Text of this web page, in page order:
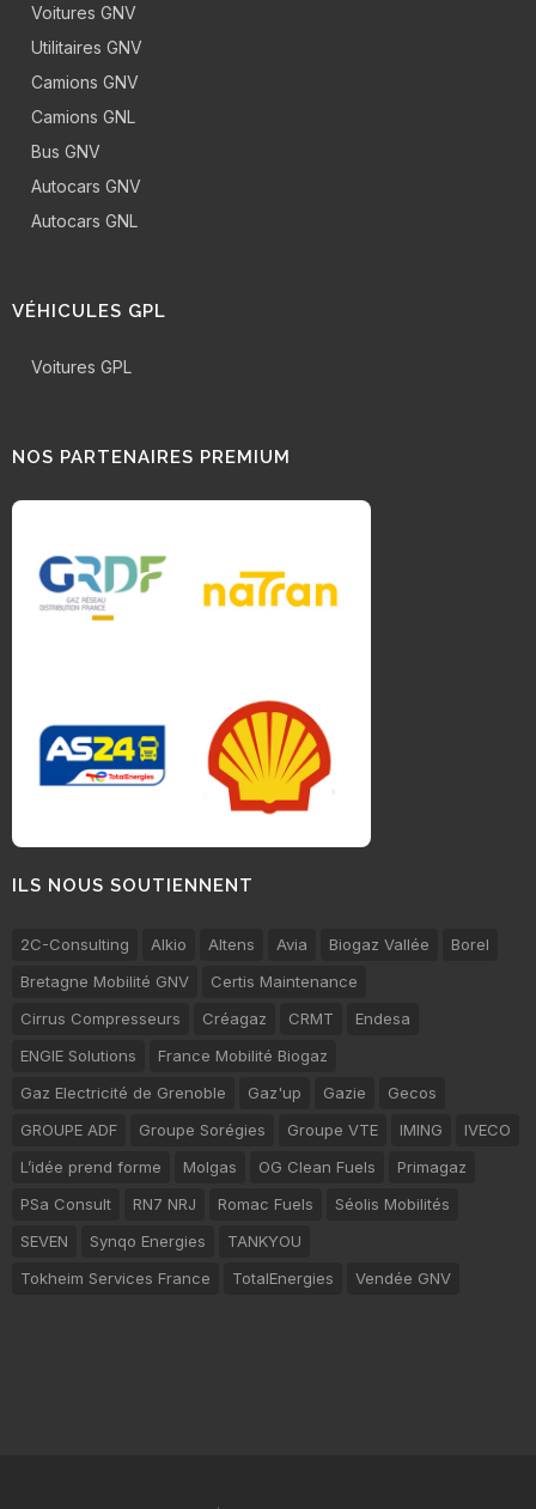
Voitures GNV
Utilitaires GNV
Camions GNV
Camions GNL
Bus GNV
Autocars GNV
Autocars GNL
VÉHICULES GPL
Voitures GPL
NOS PARTENAIRES PREMIUM
ILS NOUS SOUTIENNENT
2C-Consulting Alkio Altens Avia Biogaz Vallée
Borel
Bretagne Mobilité GNV
Certis Maintenance
Cirrus Compresseurs
Créagaz CRMT
Endesa
ENGIE Solutions
France Mobilité Biogaz
Gaz Electricité de Grenoble
Gaz'up Gazie
Gecos
GROUPE ADF
Groupe Sorégies Groupe VTE IMING
IVECO
L’idée prend forme
Molgas OG Clean Fuels
Primagaz
PSa Consult
RN7 NRJ Romac Fuels
Séolis Mobilités
SEVEN
Synqo Energies
TANKYOU
Tokheim Services France
TotalEnergies Vendée GNV